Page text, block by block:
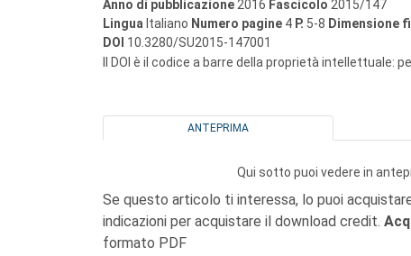
Anno di pubblicazione 2016 Fascicolo 2015/147
Lingua Italiano Numero pagine 4 P. 5-8 Dimensione
DOI 10.3280/SU2015-147001
Il DOI è il codice a barre della proprietà intellettuale:
ANTEPRIMA
Qui sotto puoi vedere in
Se questo articolo ti interessa, lo puoi
indicazioni per acquistare il download credit.
formato PDF